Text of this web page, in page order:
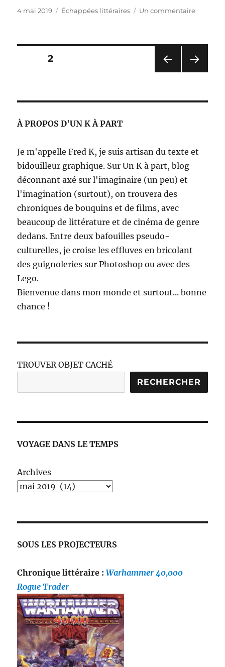
Publié
4 mai 2019 Catégories
Échappées littéraires Un commentairesur
renarde
–
Pagination
publications
CÉD
PAGE2
ANT
À PROPOS D'UN K À PART
Je m'appelle Fred K, je suis artisan du texte et
bidouilleur graphique. Sur Un K à part, blog
déconnant axé sur l'imaginaire (un peu) et
l'imagination (surtout), on trouvera des
chroniques de bouquins et de films, avec
beaucoup de littérature et de cinéma de genre
dedans. Entre deux bafouilles pseudo-
culturelles, je croise les effluves en bricolant
des guignoleries sur Photoshop ou avec des
Lego.
Bienvenue dans mon monde et surtout... bonne
chance !
TROUVER OBJET CACHÉ
RECHERCHER
VOYAGE DANS LE TEMPS
Archives
SOUS LES PROJECTEURS
Chronique littéraire :Warhammer 40,000
Rogue Trader